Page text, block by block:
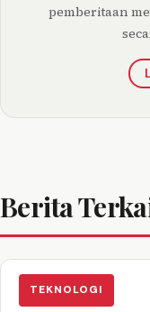
pemberitaan
Berita
TEKNOLOGI